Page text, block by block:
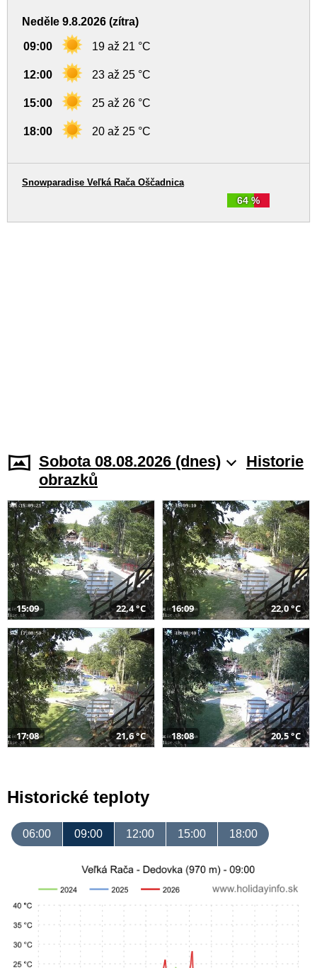
Neděle 9.8.2026 (zítra)
09:00 19 až 21 °C
12:00 23 až 25 °C
15:00 25 až 26 °C
18:00 20 až 25 °C
64 %
Snowparadise Veľká Rača Oščadnica
Sobota 08.08.2026 (dnes)
Historie
obrazků
15:09 22,4 °C 16:09 22,0 °C
17:08 21,6 °C 18:08 20,5 °C
Historické teploty
06:00 09:00 12:00 15:00 18:00